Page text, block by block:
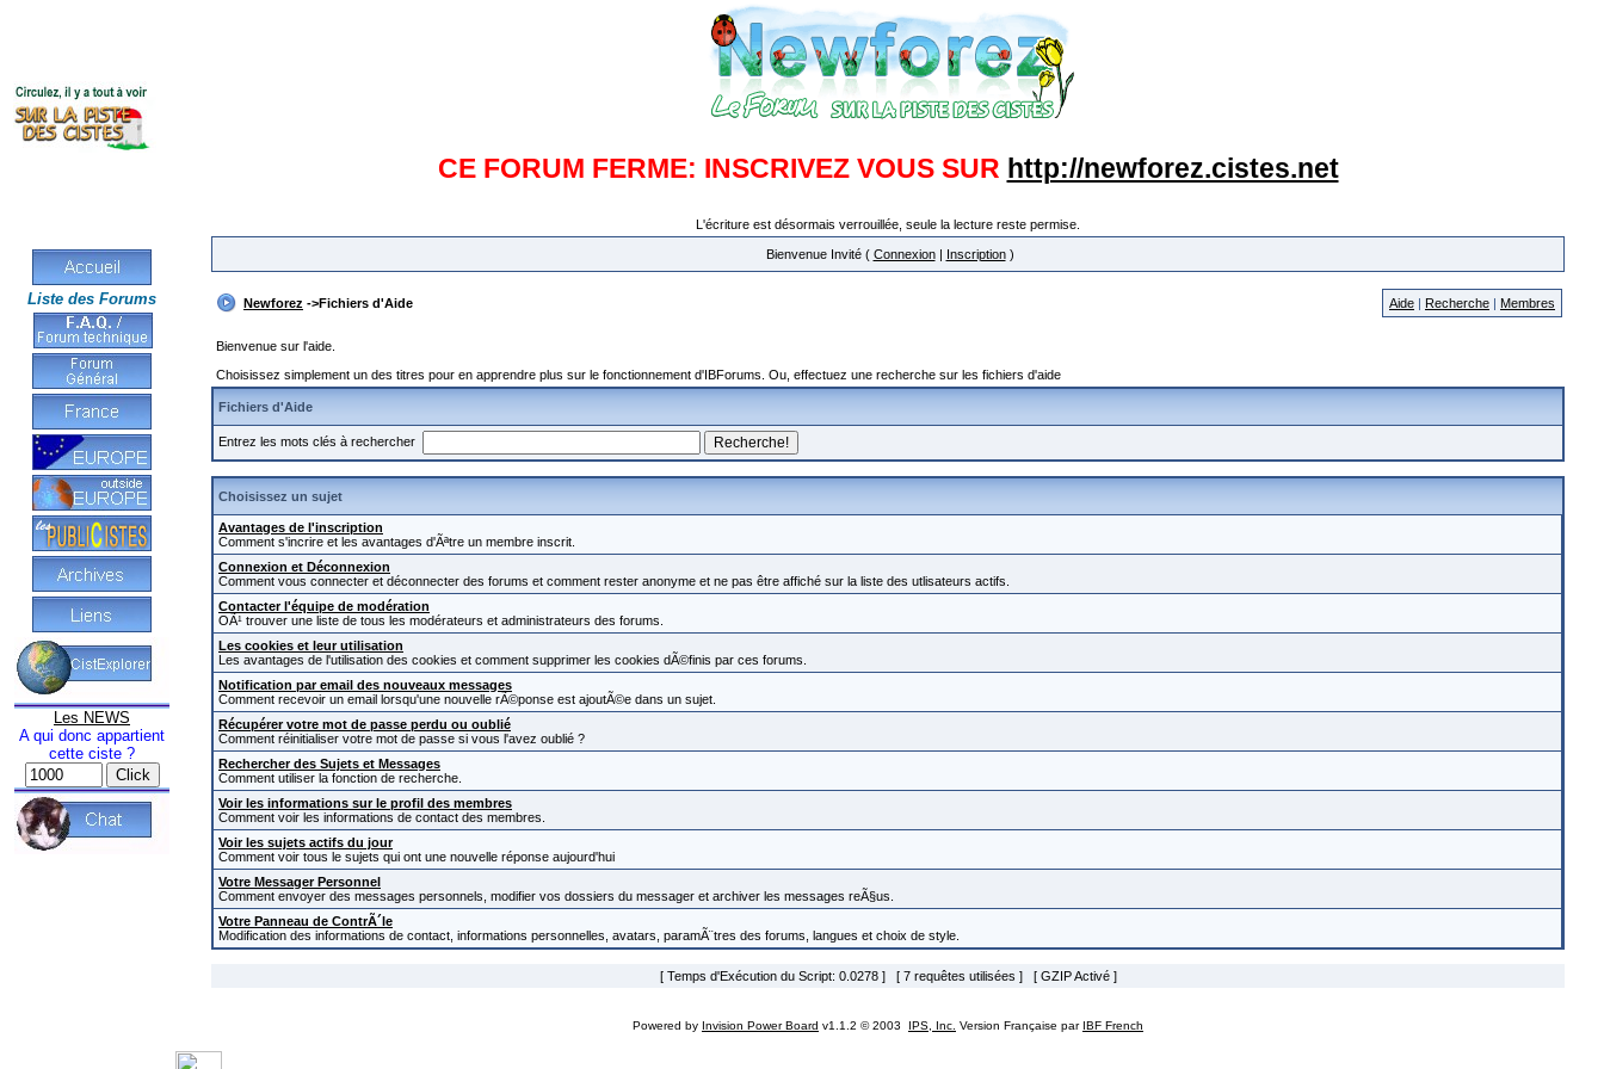
CE FORUM FERME: INSCRIVEZ VOUS SUR http://newforez.cistes.net
L'écriture est désormais verrouillée, seule la lecture reste permise.
Liste des Forums
Les NEWS
A qui donc appartient
cette ciste ?
Bienvenue Invité ( Connexion| Inscription)
Newforez ->Fichiers d'Aide Aide | Recherche | Membres
Bienvenue sur l'aide.
Choisissez simplement un des titres pour en apprendre plus sur le fonctionnement d'IBForums. Ou, effectuez une recherche sur les fichiers d'aide
Fichiers d'Aide
Entrez les mots clés à rechercher
Choisissez un sujet
Avantages de l'inscription
Comment s'incrire et les avantages d'Ãªtre un membre inscrit.
Connexion et Déconnexion
Comment vous connecter et déconnecter des forums et comment rester anonyme et ne pas être affiché sur la liste des utlisateurs actifs.
Contacter l'équipe de modération
OÃ¹ trouver une liste de tous les modérateurs et administrateurs des forums.
Les cookies et leur utilisation
Les avantages de l'utilisation des cookies et comment supprimer les cookies dÃ©finis par ces forums.
Notification par email des nouveaux messages
Comment recevoir un email lorsqu'une nouvelle rÃ©ponse est ajoutÃ©e dans un sujet.
Récupérer votre mot de passe perdu ou oublié
Comment réinitialiser votre mot de passe si vous l'avez oublié ?
Rechercher des Sujets et Messages
Comment utiliser la fonction de recherche.
Voir les informations sur le profil des membres
Comment voir les informations de contact des membres.
Voir les sujets actifs du jour
Comment voir tous le sujets qui ont une nouvelle réponse aujourd'hui
Votre Messager Personnel
Comment envoyer des messages personnels, modifier vos dossiers du messager et archiver les messages reÃ§us.
Votre Panneau de ContrÃ´le
Modification des informations de contact, informations personnelles, avatars, paramÃ¨tres des forums, langues et choix de style.
[ Temps d'Exécution du Script: 0.0278 ] [ 7 requêtes utilisées ] [ GZIP Activé ]
Powered by Invision Power Board v1.1.2 © 2003 IPS, Inc. Version Française par IBF French